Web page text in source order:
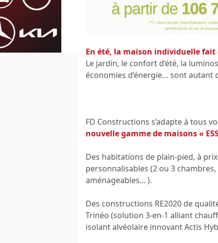
En été, la maison individuelle fait
Le jardin, le confort d’été, la
économies d’énergie… sont autant
FD Constructions s’adapte à tous
nouvelle gamme de maisons «
Des habitations de plain-pied, à
personnalisables (2 ou 3
aménageables... ).
Des constructions RE2020 de
Trinéo (solution 3-en-1 alliant
isolant alvéolaire innovant Actis